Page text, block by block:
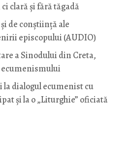
clară și fără tăgadă
de conștiință ale
episcopului (AUDIO)
a Sinodului din Creta,
ecumenismului
la dialogul ecumenist cu
și la o „Liturghie” oficiată